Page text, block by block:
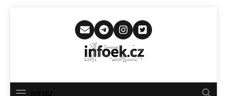
Infoek.cz
Novinkám